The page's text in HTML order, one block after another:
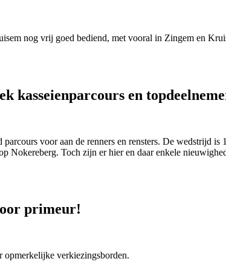
nog vrij goed bediend, met vooral in Zingem en
kasseienparcours en
voor aan de renners en rensters. De wedstrijd
Nokereberg. Toch zijn er hier en daar enkele
primeur!
opmerkelijke verkiezingsborden.